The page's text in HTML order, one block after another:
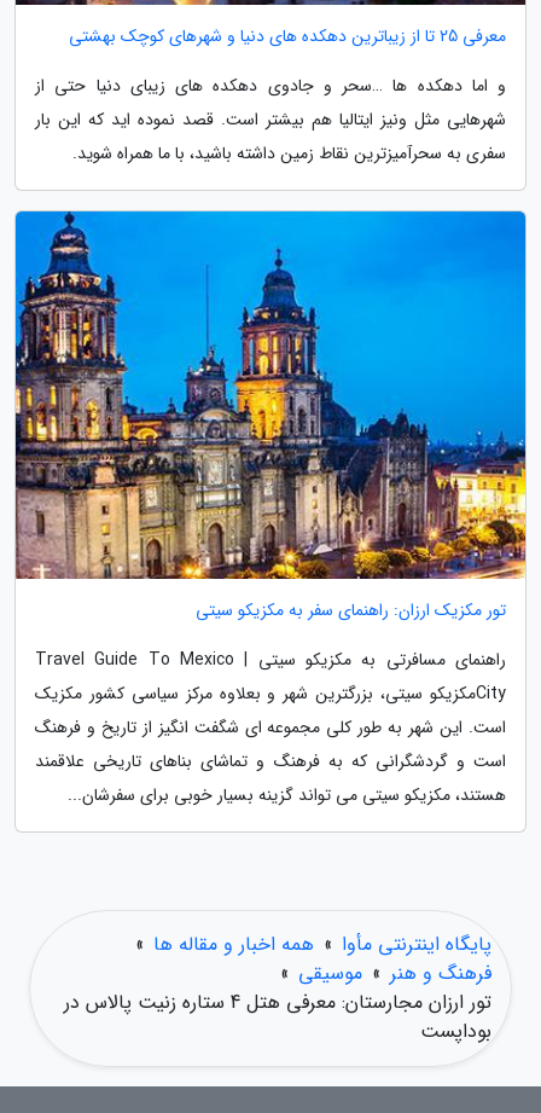
معرفی 25 تا از زیباترین دهکده های دنیا و شهرهای کوچک بهشتی
و اما دهکده ها …سحر و جادوی دهکده های زیبای دنیا حتی از
شهرهایی مثل ونیز ایتالیا هم بیشتر است. قصد نموده اید که این بار
سفری به سحرآمیزترین نقاط زمین داشته باشید، با ما همراه شوید.
تور مکزیک ارزان: راهنمای سفر به مکزیکو سیتی
راهنمای مسافرتی به مکزیکو سیتی | Travel Guide To Mexico
Cityمکزیکو سیتی، بزرگترین شهر و بعلاوه مرکز سیاسی کشور مکزیک
است. این شهر به طور کلی مجموعه ای شگفت انگیز از تاریخ و فرهنگ
است و گردشگرانی که به فرهنگ و تماشای بناهای تاریخی علاقمند
هستند، مکزیکو سیتی می تواند گزینه بسیار خوبی برای سفرشان...
پایگاه اینترنتی مأوا » همه اخبار و مقاله ها »
فرهنگ و هنر » موسیقی »
تور ارزان مجارستان: معرفی هتل 4 ستاره زنیت پالاس در
بوداپست